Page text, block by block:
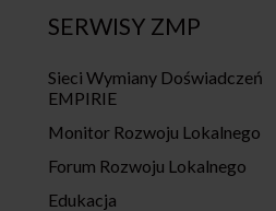
SERWISY ZMP
Sieci Wymiany Doświadczeń
EMPIRIE
Monitor Rozwoju Lokalnego
Forum Rozwoju Lokalnego
Edukacja